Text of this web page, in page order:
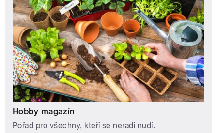
Hobby magazín
Pořad pro všechny, kteří se neradi nudí.